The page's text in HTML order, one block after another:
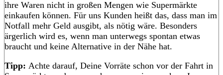
ihre Waren nicht in großen Mengen wie Supermärkte
einkaufen können. Für uns Kunden heißt das, dass man im
Notfall mehr Geld ausgibt, als nötig wäre. Besonders
ärgerlich wird es, wenn man unterwegs spontan etwas
braucht und keine Alternative in der Nähe hat.
Tipp: Achte darauf, Deine Vorräte schon vor der Fahrt in